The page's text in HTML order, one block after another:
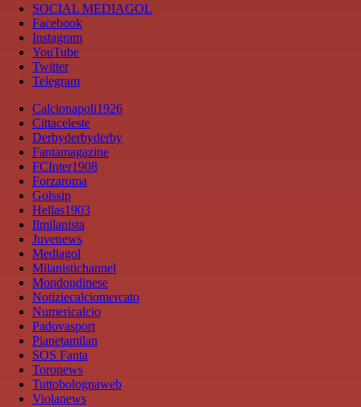
SOCIAL MEDIAGOL
Facebook
Instagram
YouTube
Twitter
Telegram
Calcionapoli1926
Cittaceleste
Derbyderbyderby
Fantamagazine
FCInter1908
Forzaroma
Golssip
Hellas1903
Ilmilanista
Juvenews
Mediagol
Milanistichannel
Mondoudinese
Notiziecalciomercato
Numericalcio
Padovasport
Pianetamilan
SOS Fanta
Toronews
Tuttobolognaweb
Violanews